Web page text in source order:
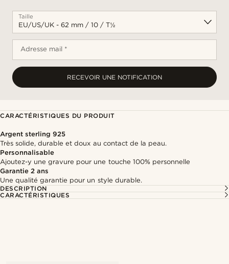
Taille
Adresse mail *
RECEVOIR UNE NOTIFICATION
CARACTÉRISTIQUES DU PRODUIT
Argent sterling 925
Très solide, durable et doux au contact de la peau.
Personnalisable
Ajoutez-y une gravure pour une touche 100% personnelle
Garantie 2 ans
Une qualité garantie pour un style durable.
DESCRIPTION
CARACTÉRISTIQUES